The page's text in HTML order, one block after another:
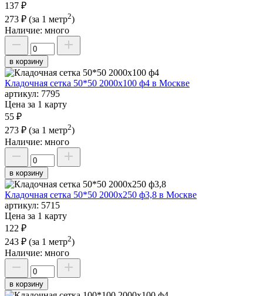
137 ₽
273 ₽ (за 1 метр2)
Наличие: много
в корзину
Кладочная сетка 50*50 2000х100 ф4 в Москве
артикул: 7795
Цена за 1 карту
55 ₽
273 ₽ (за 1 метр2)
Наличие: много
в корзину
Кладочная сетка 50*50 2000х250 ф3,8 в Москве
артикул: 5715
Цена за 1 карту
122 ₽
243 ₽ (за 1 метр2)
Наличие: много
в корзину